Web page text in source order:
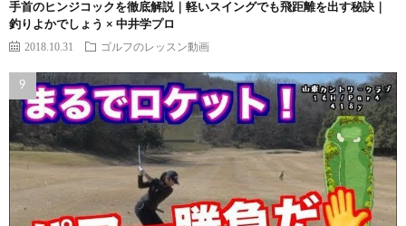
手首のヒンジコックを徹底解説｜軽いスイングでも飛距離を出す秘訣｜
釣りよかでしょう × 中井学プロ
2018.10.31 ゴルフのレッスン動画